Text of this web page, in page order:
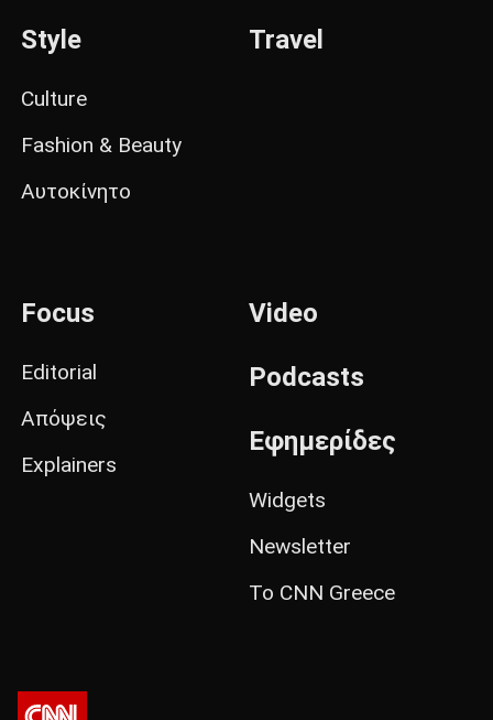
Style
Culture
Fashion & Beauty
Αυτοκίνητο
Travel
Focus
Editorial
Απόψεις
Explainers
Video
Podcasts
Εφημερίδες
Widgets
Newsletter
Το CNN Greece